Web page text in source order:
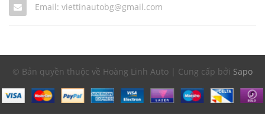
Email: viettinautobg@gmail.com
© Bản quyền thuộc về Hoàng Linh Auto | Cung cấp bởi Sapo